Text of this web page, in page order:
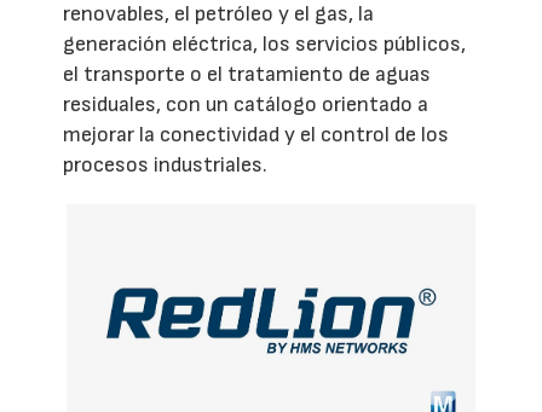
renovables, el petróleo y el gas, la
generación eléctrica, los servicios públicos,
el transporte o el tratamiento de aguas
residuales, con un catálogo orientado a
mejorar la conectividad y el control de los
procesos industriales.